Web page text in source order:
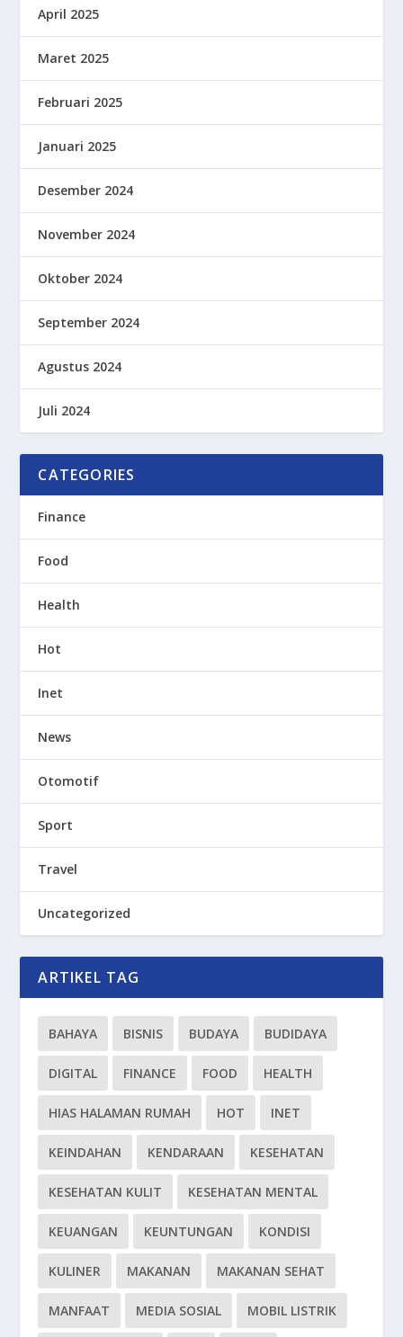
April 2025
Maret 2025
Februari 2025
Januari 2025
Desember 2024
November 2024
Oktober 2024
September 2024
Agustus 2024
Juli 2024
CATEGORIES
Finance
Food
Health
Hot
Inet
News
Otomotif
Sport
Travel
Uncategorized
ARTIKEL TAG
BAHAYA BISNIS BUDAYA BUDIDAYA
DIGITAL FINANCE FOOD HEALTH
HIAS HALAMAN RUMAH HOT INET
KEINDAHAN KENDARAAN KESEHATAN
KESEHATAN KULIT KESEHATAN MENTAL
KEUANGAN KEUNTUNGAN KONDISI
KULINER MAKANAN MAKANAN SEHAT
MANFAAT MEDIA SOSIAL MOBIL LISTRIK